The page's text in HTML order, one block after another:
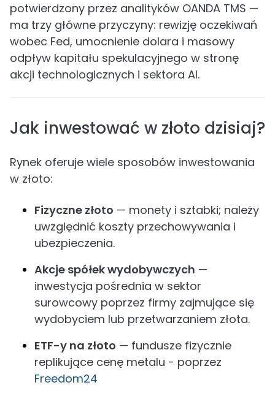
potwierdzony przez analityków OANDA TMS —
ma trzy główne przyczyny: rewizję oczekiwań
wobec Fed, umocnienie dolara i masowy
odpływ kapitału spekulacyjnego w stronę
akcji technologicznych i sektora AI.
Jak inwestować w złoto dzisiaj?
Rynek oferuje wiele sposobów inwestowania
w złoto:
Fizyczne złoto — monety i sztabki; należy
uwzględnić koszty przechowywania i
ubezpieczenia.
Akcje spółek wydobywczych —
inwestycja pośrednia w sektor
surowcowy poprzez firmy zajmujące się
wydobyciem lub przetwarzaniem złota.
ETF-y na złoto — fundusze fizycznie
replikujące cenę metalu - poprzez
Freedom24